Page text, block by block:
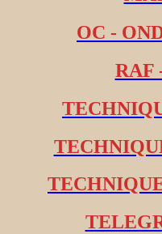
OC -
RAF